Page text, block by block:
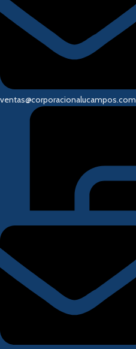
ventas@corporacionalucampos.com